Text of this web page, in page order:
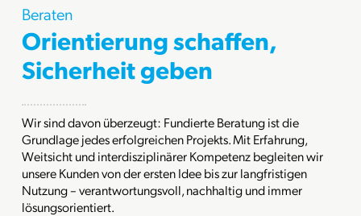
Beraten
Orientierung schaffen,
Sicherheit geben
Wir sind davon überzeugt: Fundierte Beratung ist die
Grundlage jedes erfolgreichen Projekts. Mit Erfahrung,
Weitsicht und interdisziplinärer Kompetenz begleiten wir
unsere Kunden von der ersten Idee bis zur langfristigen
Nutzung – verantwortungsvoll, nachhaltig und immer
lösungsorientiert.